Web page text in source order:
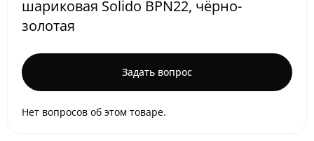
шариковая Solido BPN22, чёрно-
золотая
Задать вопрос
Нет вопросов об этом товаре.